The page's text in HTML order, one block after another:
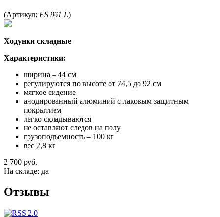
(Артикул: FS 961 L)
Ходунки складные
Характеристики:
ширина – 44 см
регулируются по высоте от 74,5 до 92 см
мягкое сидение
анодированный алюминий c лаковым защитным
покрытием
легко складываются
не оставляют следов на полу
грузоподъемность – 100 кг
вес 2,8 кг
2 700 руб.
На складе: да
Отзывы